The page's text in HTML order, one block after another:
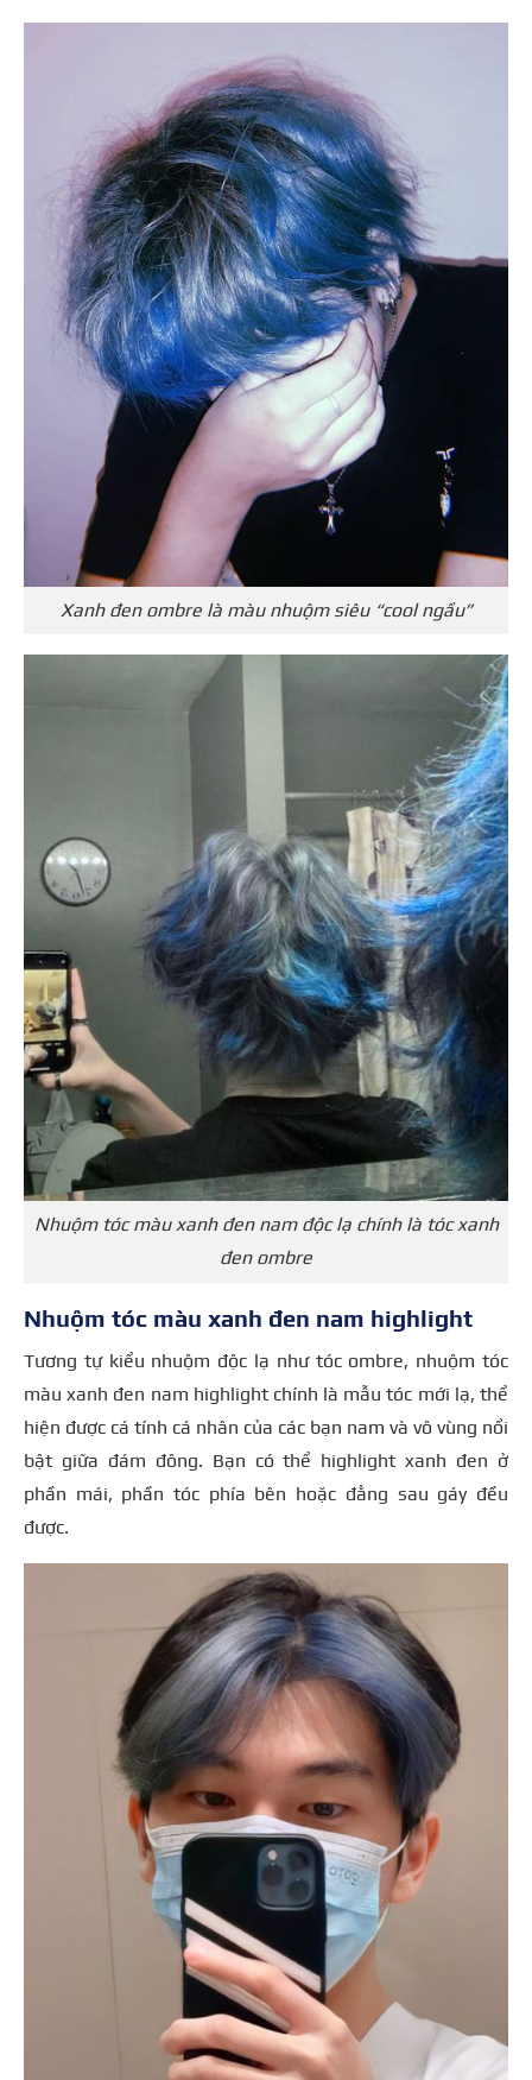
Xanh đen ombre là màu nhuộm siêu “cool ngầu”
Nhuộm tóc màu xanh đen nam độc lạ chính là tóc xanh
đen ombre
Nhuộm tóc màu xanh đen nam highlight
Tương tự kiểu nhuộm độc lạ như tóc ombre, nhuộm tóc
màu xanh đen nam highlight chính là mẫu tóc mới lạ, thể
hiện được cá tính cá nhân của các bạn nam và vô vùng nổi
bật giữa đám đông. Bạn có thể highlight xanh đen ở
phần mái, phần tóc phía bên hoặc đằng sau gáy đều
được.